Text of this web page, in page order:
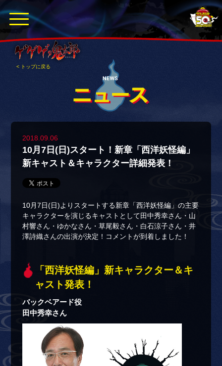
< トップに戻る
2018.09.06
10月7日(日)スタート！新章「西洋妖怪編」
新キャスト＆キャラクター詳細発表！
10月7日(日)よりスタートする新章「西洋妖怪編」の主要
キャラクターを演じるキャストとして田中秀幸さん・山
村響さん・ゆかなさん・草尾毅さん・白石涼子さん・井
澤詩織さんの出演が決定！コメントが到着しました！
「西洋妖怪編」新キャラクター＆キ
ャスト発表！
バックベアード役
田中秀幸さん